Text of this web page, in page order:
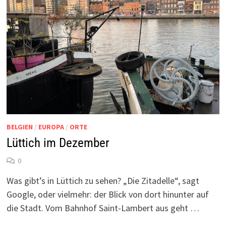
BELGIEN / EUROPA/ ORTE
Lüttich im Dezember
0
Was gibt’s in Lüttich zu sehen? „Die Zitadelle“, sagt
Google, oder vielmehr: der Blick von dort hinunter auf
die Stadt. Vom Bahnhof Saint-Lambert aus geht …